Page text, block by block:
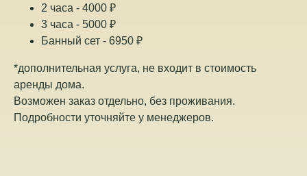
2 часа - 4000 ₽
3 часа - 5000 ₽
Банный сет - 6950 ₽
*дополнительная услуга, не входит в стоимость
аренды дома.
Возможен заказ отдельно, без проживания.
Подробности уточняйте у менеджеров.